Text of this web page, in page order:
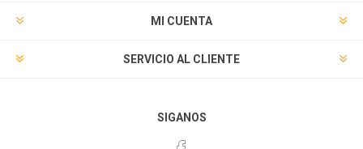
MI CUENTA
SERVICIO AL CLIENTE
SIGANOS